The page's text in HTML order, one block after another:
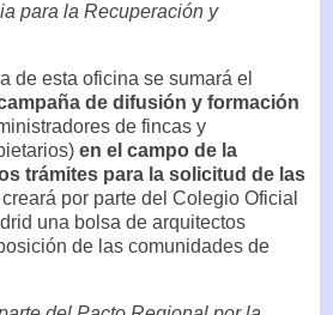
para la Recuperación y
de esta oficina se sumará el
de difusión y formación
de fincas y
en el campo de la
trámites para la solicitud de las
por parte del Colegio Oficial
una bolsa de arquitectos
de las comunidades de